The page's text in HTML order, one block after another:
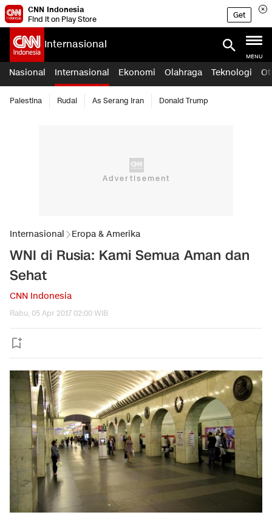
CNN Indonesia
Find it on Play Store
Get
Internasional
MENU
Nasional Internasional Ekonomi Olahraga Teknologi
Palestina Rudal As Serang Iran Donald Trump
Internasional Eropa & Amerika
WNI di Rusia: Kami Semua Aman dan
Sehat
CNN Indonesia
Rabu, 05 Apr 2017 02:00 WIB